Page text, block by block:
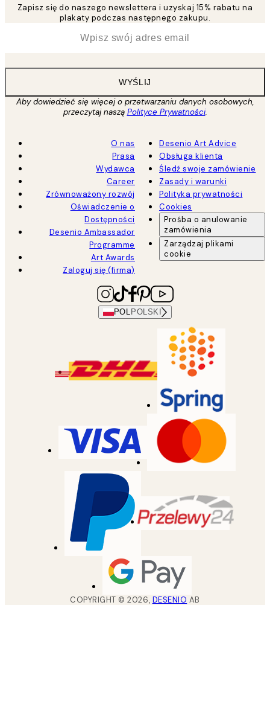
Zapisz się do naszego newslettera i uzyskaj 15% rabatu na
plakaty podczas następnego zakupu.
WYŚLIJ
Aby dowiedzieć się więcej o przetwarzaniu danych osobowych,
przeczytaj naszą Polityce Prywatności.
O nas
Prasa
Wydawca
Career
Zrównoważony rozwój
Oświadczenie o
Dostępności
Desenio Ambassador
Programme
Art Awards
Zaloguj się (firma)
Desenio Art Advice
Obsługa klienta
Śledź swoje zamówienie
Zasady i warunki
Polityka prywatności
Cookies
Prośba o anulowanie
zamówienia
Zarządzaj plikami
cookie
POL POLSKI
COPYRIGHT ©2026, DESENIO AB